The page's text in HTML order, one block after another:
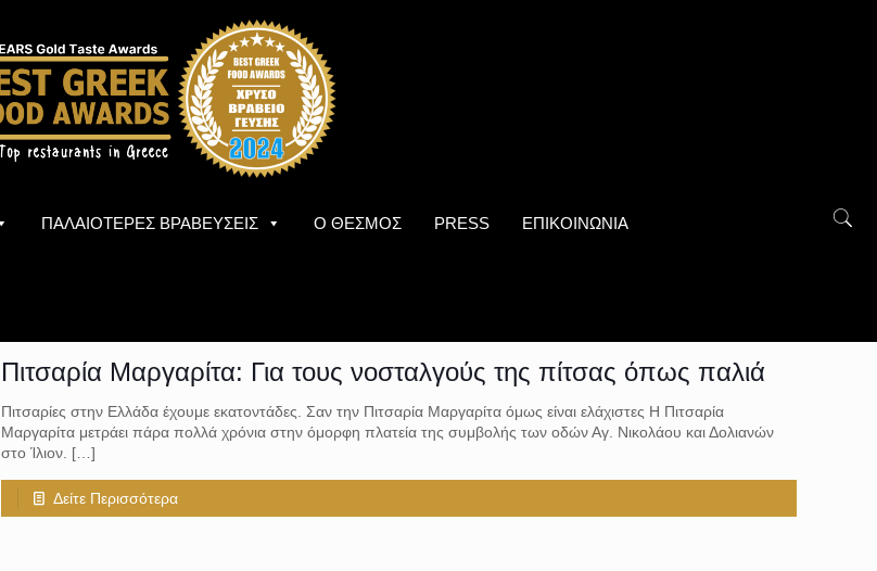
ΠΑΛΑΙΟΤΕΡΕΣ ΒΡΑΒΕΥΣΕΙΣ Ο ΘΕΣΜΟΣ PRESS ΕΠΙΚΟΙΝΩΝΙΑ
Πιτσαρία Μαργαρίτα: Για τους νοσταλγούς της πίτσας όπως παλιά
Πιτσαρίες στην Ελλάδα έχουμε εκατοντάδες. Σαν την Πιτσαρία Μαργαρίτα όμως είναι ελάχιστες Η Πιτσαρία
Μαργαρίτα μετράει πάρα πολλά χρόνια στην όμορφη πλατεία της συμβολής των οδών Αγ. Νικολάου και Δολιανών
στο Ίλιον. […]
Δείτε Περισσότερα